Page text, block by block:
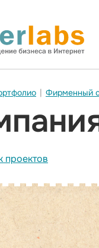
| Фирменный
проектов